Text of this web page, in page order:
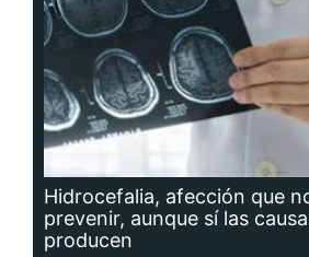
Hidrocefalia, afección que
prevenir, aunque sí las
producen